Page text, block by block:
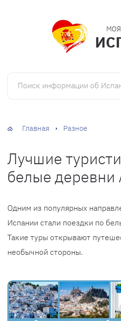
Поиск информации об Испании
Главная Разное
Лучшие
белые деревни
Одним из популярных
Испании стали поездки по
Такие туры открывают
необычной стороны.